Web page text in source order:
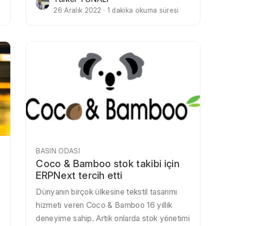
26 Aralık 2022 · 1 dakika okuma süresi
BASIN ODASI
Coco & Bamboo stok takibi için
ERPNext tercih etti
Dünyanın birçok ülkesine tekstil tasarımı
hizmeti veren Coco & Bamboo 16 yıllık
deneyime sahip. Artık onlarda stok yönetimi